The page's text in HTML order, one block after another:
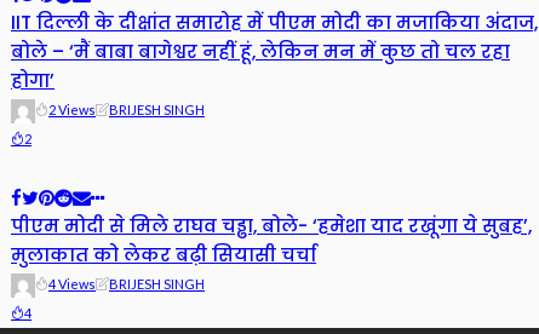
IIT दिल्ली के दीक्षांत समारोह में पीएम मोदी का मजाकिया अंदाज,
बोले – ‘मैं बाबा बागेश्वर नहीं हूं, लेकिन मन में कुछ तो चल रहा
होगा’
2 Views
BRIJESH SINGH
2
पीएम मोदी से मिले राघव चड्ढा, बोले- ‘हमेशा याद रखूंगा ये सुबह’,
मुलाकात को लेकर बढ़ी सियासी चर्चा
4 Views
BRIJESH SINGH
4